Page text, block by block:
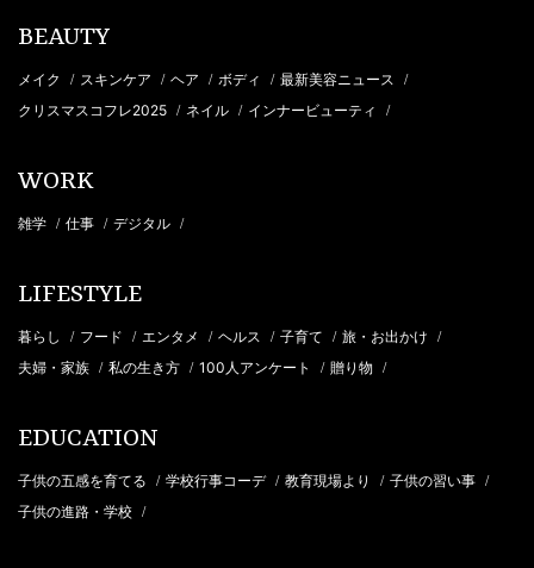
BEAUTY
メイク / スキンケア / ヘア / ボディ / 最新美容ニュース /
クリスマスコフレ2025 / ネイル / インナービューティ /
WORK
雑学 / 仕事 / デジタル /
LIFESTYLE
暮らし / フード / エンタメ / ヘルス / 子育て / 旅・お出かけ /
夫婦・家族 / 私の生き方 / 100人アンケート / 贈り物 /
EDUCATION
子供の五感を育てる / 学校行事コーデ / 教育現場より / 子供の習い事 /
子供の進路・学校 /